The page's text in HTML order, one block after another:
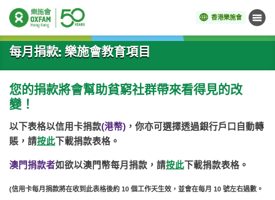
香港樂施會 目錄
開始主要內容
每月捐款: 樂施會教育項目
您的捐款將會幫助貧窮社群帶來看得見的改
變！
以下表格以信用卡捐款(港幣) ，你亦可選擇透過銀行戶口自動轉
賬，請按此 下載捐款表格。
澳門捐款者如欲以澳門幣每月捐款，請按此下載捐款表格。
(信用卡每月捐款將在收到此表格後約 10 個工作天生效，並會在每月 10 號左右過數。